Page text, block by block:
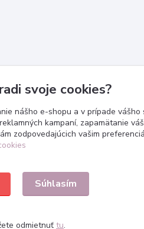
svoje cookies?
nášho e-shopu a v prípade vášho
kampaní, zapamätanie
zodpovedajúcich vašim
Súhlasím
odmietnuť tu.